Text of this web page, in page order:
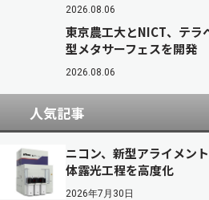
2026.08.06
東京農工大とNICT、テラ
型メタサーフェスを開発
2026.08.06
人気記事
ニコン、新型アライメン
体露光工程を高度化
2026年7月30日